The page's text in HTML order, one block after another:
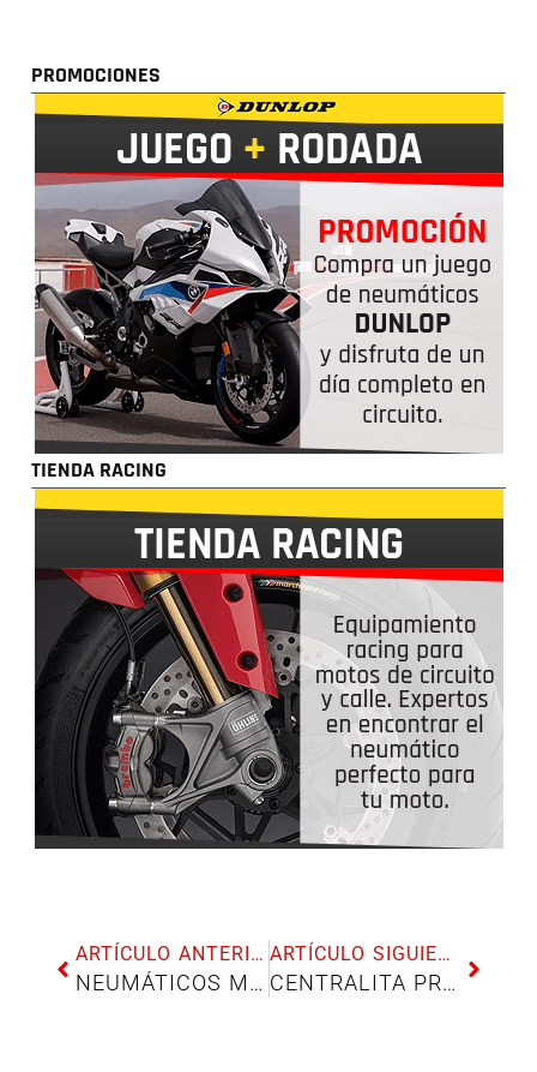
PROMOCIONES
TIENDA RACING
ARTÍCULO ANTERIOR
NEUMÁTICOS METZELER FEELFREE PARA SCOOTER
ARTÍCULO SIGUIENTE
CENTRALITA PROGRAMABLE DE JETPRIME